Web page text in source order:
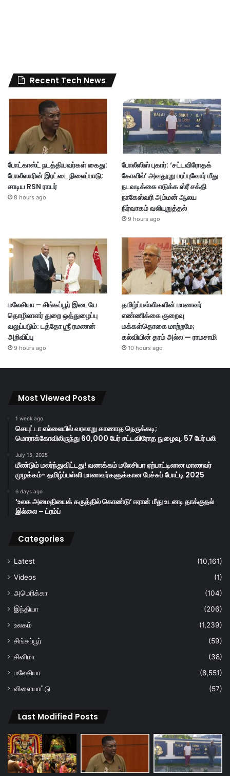
Recent Tech News
போட்காஸ்ட் நடத்தியவர்கள் கைது:
போலீஸாரின் இரட்டை நிலைப்பாடு;
சாடிய RSN ராயர்
8 hours ago
போலீஸிஸ் புகார்: ‘சட்டவிரோதக்
கோவில்’ அவதூறு பரப்புவோர் மீது
நடவடிக்கை எடுக்க ஸ்ரீ சக்தி
நாகேஸ்வரி அம்மன் ஆலய
நிர்வாகம் வலியுறுத்தல்
9 hours ago
மலேசியா – சிங்கப்பூர் இடையே
தொழிலாளர் துறை ஒத்துழைப்பு
வலுப்படும்: டத்தோ ஶ்ரீ ரமணன்
அறிவிப்பு
9 hours ago
தமிழ்ப்பள்ளிகளின் மாணவர்
எண்ணிக்கை குறைவு
மக்கள்தொகை மாற்றமே;
கல்வியின் தரம் அல்ல — ராமசாமி
10 hours ago
Most Viewed Posts
1 week ago
செயுட்டா எல்லையில் வரலாறு காணாத நெருக்கடி;
மொராக்கோவிலிருந்து 60,000 பேர் சட்டவிரோத நுழைவு, 57 பேர் பலி
July 15, 2025
மீண்டும் மலர்ந்துவிட்டது! வணக்கம் மலேசியா ஏற்பாட்டிலான மாணவர்
முழக்கம்- தமிழ்ப்பள்ளி மாணவர்களுக்கான பேச்சுப் போட்டி 2025
6 days ago
‘உலக அமைதியைக் கருத்தில் கொண்டு’ ஈரான் மீது உடனடி தாக்குதல்
இல்லை – ட்ரம்ப்
Categories
Latest
(10,161)
Videos
(1)
அமெரிக்கா
(104)
இந்தியா
(206)
உலகம்
(1,239)
சிங்கப்பூர்
(59)
சினிமா
(38)
மலேசியா
(8,551)
விளையாட்டு
(57)
Last Modified Posts